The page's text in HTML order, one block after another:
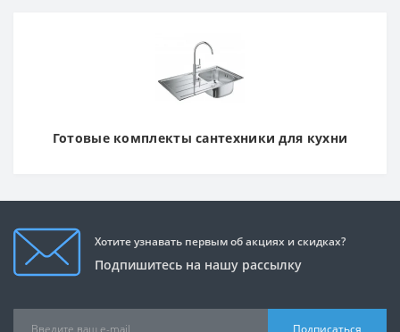
Готовые комплекты сантехники для кухни
Хотите узнавать первым об акциях и скидках?
Подпишитесь на нашу рассылку
Подписаться